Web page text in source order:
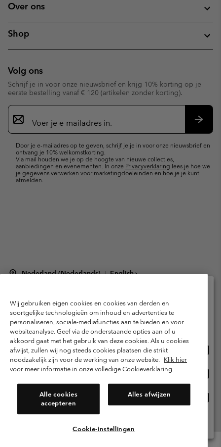
Over ons
Shop
Volg ons
Schrijf je in voor onze nieuwsbrief en krijg 10% korting op je
eerste bestelling vanaf € 120 (artikelen zonder korting).
Aanmelden
voor
e-
Door je e-mailadres op te geven, schrijf je je in voor onze nieuwsbrief en
ontvang je 10% welkomstkorting.
Via mail houden we je op de hoogte van nieuwe collecties,
aanbiedingen en evenementen. In onze Privacyverklaring lees je hoe we
je gegevens verwerken voor marketingdoeleinden en hoe je je kunt
afmelden.
Nederland (Nederlands) | English ›
Gebruiksvoorwaarden
Verkoopvoorwaarden
Garantie
Privacybeleid
Gebruiksvoorwaarden voor lidmaatschap
Voorwaarden voor door gebruikers gegenereerde inhoud
Impressum
Cookies
Public CBCR
Wij gebruiken eigen cookies en cookies van derden en
soortgelijke technologieën om inhoud en advertenties te
personaliseren, sociale-mediafuncties aan te bieden en voor
websiteanalyse. Geef via de onderstaande opties aan of u
akkoord gaat met het gebruik van deze cookies. Als u cookies
afwijst, zullen wij nog steeds cookies plaatsen die strikt
noodzakelijk zijn voor de werking van onze website. Klik hier
voor meer informatie in onze volledige Cookieverklaring.
Alle cookies
accepteren
Alles afwijzen
Cookie-instellingen
Selecteer je verzendlocatie en taal
Online shoppen beschikbaar
United States
Netherlands-English
Netherlands-Dutch
Alle Locaties Bekijken